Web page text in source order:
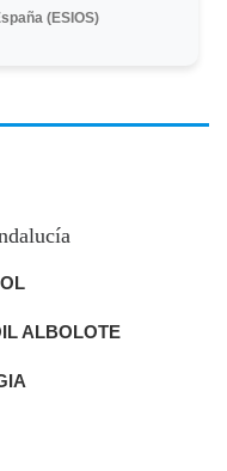
(ESIOS)
ALBOLOTE